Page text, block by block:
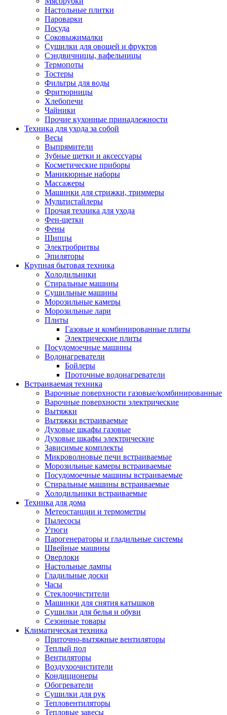
Зависимые комплекты
Посудомоечные машины встраиваемые
Стиральные машины встраиваемые
Холодильники встраиваемые
Техника для дома
Пылесосы
Утюги
Оверлоки
Настольные лампы
Часы
Стеклоочистители
Машинки для снятия катышков
Сушилки для белья и обуви
Климатическая техника
Приточно-вытяжные вентиляторы
Теплый пол
Обогреватели
Тепловентиляторы
Тепловые завесы
Тепловые пушки
Увлажнители
Радиаторы
Медицинская техника
Назальные аспираторы
Стетоскопы
Термометры
Тонометры
Электрические грелки
Аудио-видео техника
Аксессуары для аудио-видео техники
Кабели для аудио и видео
Кронштейны для акустики
Магнитолы
Музыкальные центры
Диктофоны
Домашние кинотеатры
Игровые приставки и аксессуары
Аксессуары к игровым
Музыкальные инструменты
Аксессуары эми
Ди-джейское оборудование
Плееры blu-ray и dvd
Проекционное оборудование
Аксессуары для проекционного
Интерактивные доски
Кронштейны для проекторов
Проекторы
Экраны
Магнитно-маркерные доски
Радиобудильники
Радиоприемники
Саундбары
Системы и компоненты hi-fi
Компоненты hi-fi
Плееры и аксессуары
Плееры
Фото и видеокамеры
Настольные плитки
Пароварки
Посуда
Соковыжималки
Сушилки для овощей и фруктов
Сэндвичницы, вафельницы
Термопоты
Тостеры
Фильтры для воды
Фритюрницы
Хлебопечи
Чайники
Прочие кухонные принадлежности
Техника для ухода за собой
Весы
Выпрямители
Зубные щетки и аксессуары
Косметические приборы
Маникюрные наборы
Массажеры
Машинки для стрижки, триммеры
Мультистайлеры
Прочая техника для ухода
Фен-щетки
Фены
Щипцы
Электробритвы
Эпиляторы
Крупная бытовая техника
Холодильники
Стиральные машины
Сушильные машины
Морозильные камеры
Морозильные лари
Плиты
Газовые и комбинированные плиты
Электрические плиты
Посудомоечные машины
Водонагреватели
Бойлеры
Проточные водонагреватели
Встраиваемая техника
Варочные поверхности газовые/комбинированные
Варочные поверхности электрические
Вытяжки
Вытяжки встраиваемые
Духовые шкафы газовые
Духовые шкафы электрические
Зависимые комплекты
Микроволновые печи встраиваемые
Морозильные камеры встраиваемые
Посудомоечные машины встраиваемые
Стиральные машины встраиваемые
Холодильники встраиваемые
Техника для дома
Метеостанции и термометры
Пылесосы
Утюги
Парогенераторы и гладильные системы
Швейные машины
Оверлоки
Настольные лампы
Гладильные доски
Часы
Стеклоочистители
Машинки для снятия катышков
Сушилки для белья и обуви
Сезонные товары
Климатическая техника
Приточно-вытяжные вентиляторы
Теплый пол
Вентиляторы
Воздухоочистители
Кондиционеры
Обогреватели
Сушилки для рук
Тепловентиляторы
Тепловые завесы